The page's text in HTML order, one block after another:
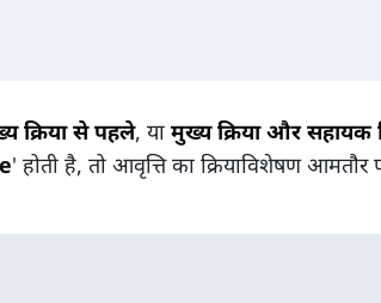
क्रिया से पहले, या मुख्य क्रिया और सहायक
' होती है, तो आवृत्ति का क्रियाविशेषण